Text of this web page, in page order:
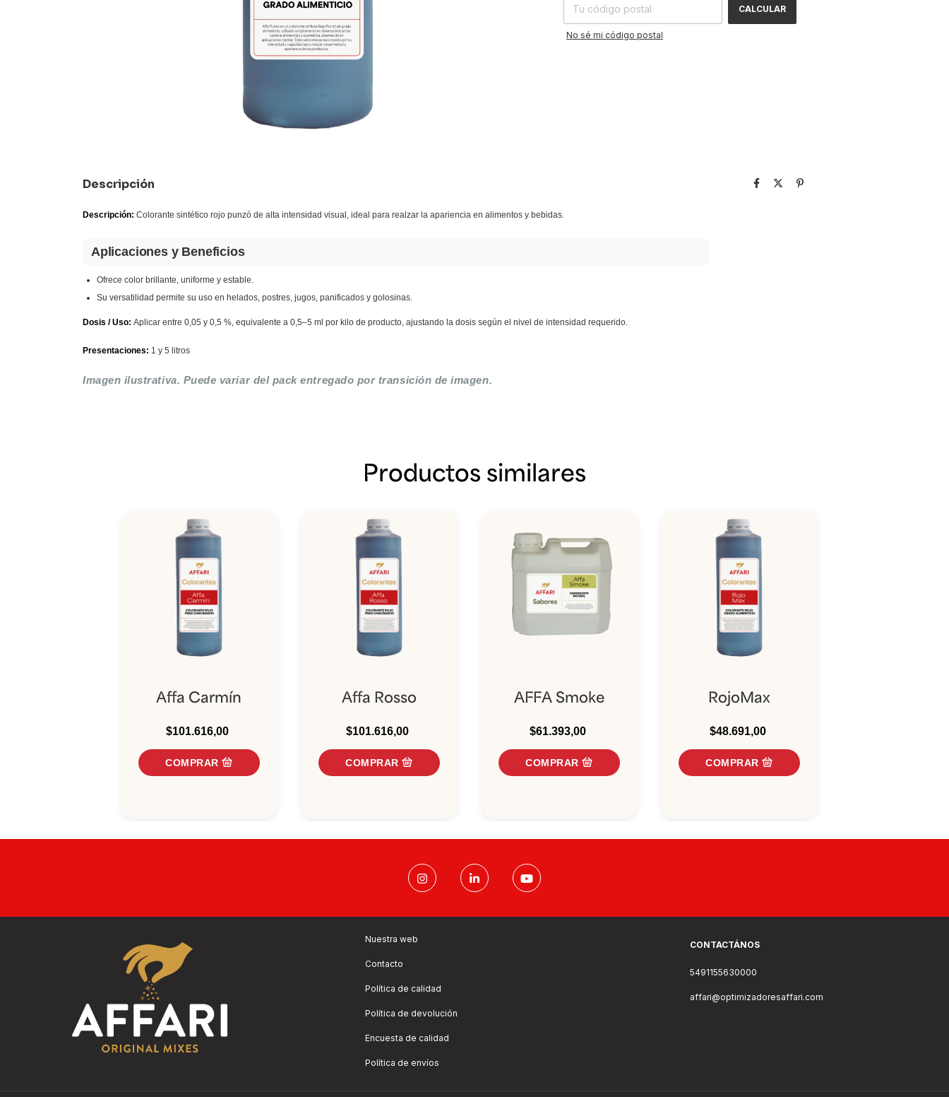
CALCULAR
No sé mi código postal
Descripción
Descripción: Colorante sintético rojo punzó de alta intensidad visual, ideal para realzar la apariencia en alimentos y bebidas.
Aplicaciones y Beneficios
Ofrece color brillante, uniforme y estable.
Su versatilidad permite su uso en helados, postres, jugos, panificados y golosinas.
Dosis / Uso: Aplicar entre 0,05 y 0,5 %, equivalente a 0,5–5 ml por kilo de producto, ajustando la dosis según el nivel de intensidad requerido.
Presentaciones: 1 y 5 litros
Imagen ilustrativa. Puede variar del pack entregado por transición de imagen.
Productos similares
Affa Carmín
$101.616,00
COMPRAR
Affa Rosso
$101.616,00
COMPRAR
AFFA Smoke
$61.393,00
COMPRAR
RojoMax
$48.691,00
COMPRAR
Nuestra web
Contacto
Política de calidad
Política de devolución
Encuesta de calidad
Política de envíos
CONTACTÁNOS
5491155630000
affari@optimizadoresaffari.com